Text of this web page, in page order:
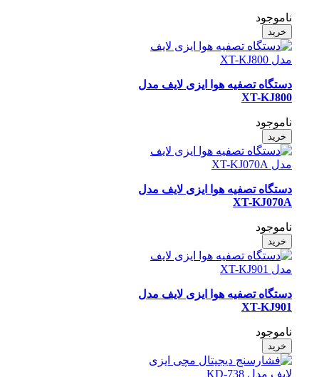
ناموجود
دستگاه تصفیه هوا ایزی لایف مدل
XT-KJ800
ناموجود
دستگاه تصفیه هوا ایزی لایف مدل
XT-KJ070A
ناموجود
دستگاه تصفیه هوا ایزی لایف مدل
XT-KJ901
ناموجود